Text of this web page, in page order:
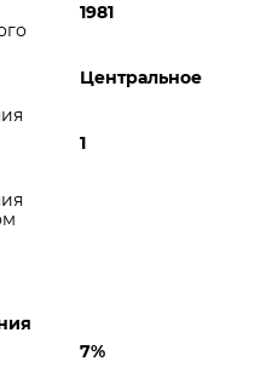
1981
Центральное
1
7%